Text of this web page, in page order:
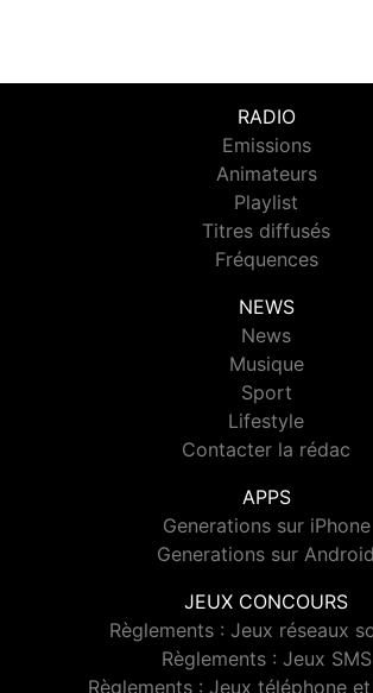
RADIO
Emissions
Animateurs
Playlist
Titres diffusés
Fréquences
NEWS
News
Musique
Sport
Lifestyle
Contacter la rédac
APPS
Generations sur iPhone
Generations sur Android
JEUX CONCOURS
Règlements : Jeux réseaux
Règlements : Jeux SMS
Règlements : Jeux téléphone